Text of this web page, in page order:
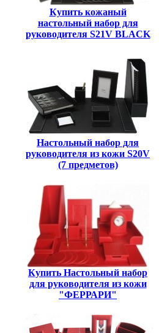
Купить кожаный
настольный набор для
руководителя S21V BLACK
Настольный набор для
руководителя из кожи S20V
(7 предметов)
Купить Настольный набор
для руководителя из кожи
"ФЕРРАРИ"